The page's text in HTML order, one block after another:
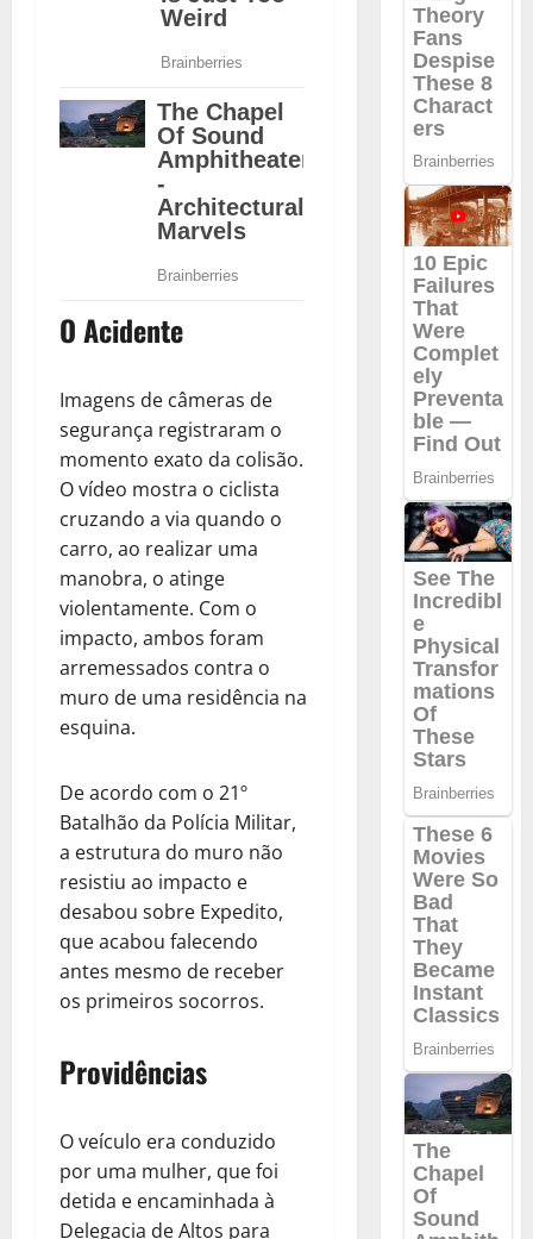
O Acidente
Imagens de câmeras de
segurança registraram o
momento exato da colisão.
O vídeo mostra o ciclista
cruzando a via quando o
carro, ao realizar uma
manobra, o atinge
violentamente. Com o
impacto, ambos foram
arremessados contra o
muro de uma residência na
esquina.
De acordo com o 21º
Batalhão da Polícia Militar,
a estrutura do muro não
resistiu ao impacto e
desabou sobre Expedito,
que acabou falecendo
antes mesmo de receber
os primeiros socorros.
Providências
O veículo era conduzido
por uma mulher, que foi
detida e encaminhada à
Delegacia de Altos para